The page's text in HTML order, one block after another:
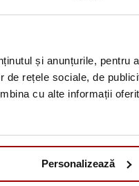
și anunțurile, pentru
de rețele sociale, de
cu alte informații
Personalizează